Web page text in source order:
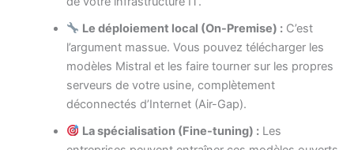
Le déploiement local (On-Premise) : C’est
l’argument massue. Vous pouvez télécharger les
modèles Mistral et les faire tourner sur les propres
serveurs de votre usine, complètement
déconnectés d’Internet (Air-Gap).
La spécialisation (Fine-tuning) : Les